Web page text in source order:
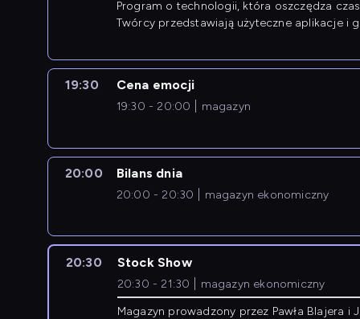
Program o technologii, która oszczędza
Twórcy przedstawiają użyteczne aplikacje i
19:30 Cena emocji
19:30 - 20:00 magazyn
20:00 Bilans dnia
20:00 - 20:30 magazyn ekonomiczny
20:30 Stock Show
20:30 - 21:30
magazyn ekonomiczny
Magazyn prowadzony przez Pawła Blajera i